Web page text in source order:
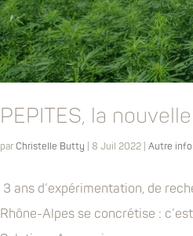
PEPITES, la
parChristelle Butty |8 Juil 2022 |Autre info
3 ans d’expérimentation, de
Rhône-Alpes se concrétise :